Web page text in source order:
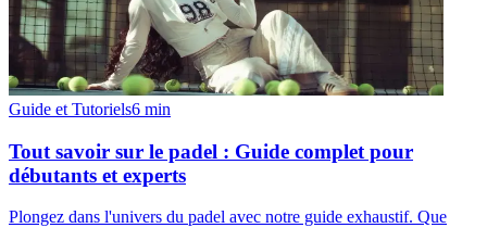
Guide et Tutoriels6 min
Tout savoir sur le padel : Guide complet pour
débutants et experts
Plongez dans l'univers du padel avec notre guide exhaustif. Que